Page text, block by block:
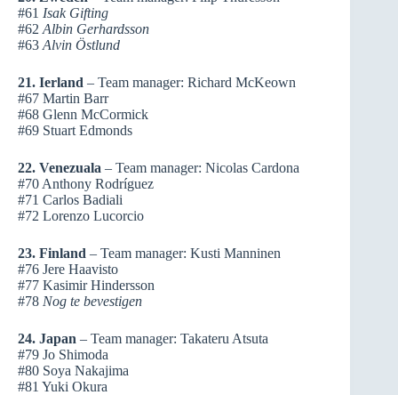
#61 Isak Gifting
#62 Albin Gerhardsson
#63 Alvin Östlund
21. Ierland – Team manager: Richard McKeown
#67 Martin Barr
#68 Glenn McCormick
#69 Stuart Edmonds
22. Venezuala – Team manager: Nicolas Cardona
#70 Anthony Rodríguez
#71 Carlos Badiali
#72 Lorenzo Lucorcio
23. Finland – Team manager: Kusti Manninen
#76 Jere Haavisto
#77 Kasimir Hindersson
#78 Nog te bevestigen
24. Japan – Team manager: Takateru Atsuta
#79 Jo Shimoda
#80 Soya Nakajima
#81 Yuki Okura